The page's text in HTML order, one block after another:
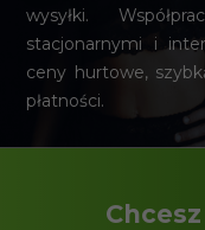
wysyłki.
stacjonarnymi i
ceny hurtowe,
płatności.